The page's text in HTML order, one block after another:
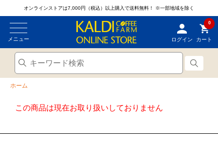
オンラインストアは7,000円（税込）以上購入で送料無料！ ※一部地域を除く
メニュー ログイン
0
カート
ホーム
この商品は現在お取り扱いしておりません